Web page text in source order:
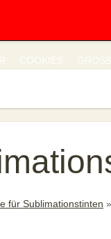
COOKIES
für Sublimationstinten »